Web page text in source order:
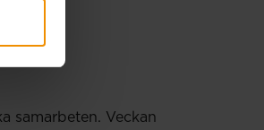
samarbeten. Veckan